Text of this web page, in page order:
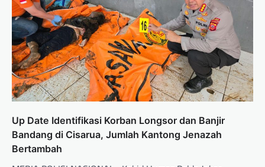
Up Date Identifikasi Korban Longsor dan Banjir
Bandang di Cisarua, Jumlah Kantong Jenazah
Bertambah